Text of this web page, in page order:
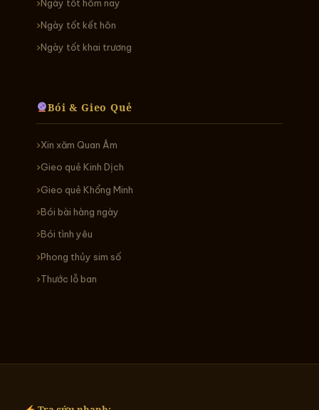
Ngày tốt hôm nay
Ngày tốt kết hôn
Ngày tốt khai trương
Bói & Gieo Quẻ
Xin xăm Quan Âm
Gieo quẻ Kinh Dịch
Gieo quẻ Khổng Minh
Bói bài hàng ngày
Bói tình yêu
Phong thủy sim số
Thước lỗ ban